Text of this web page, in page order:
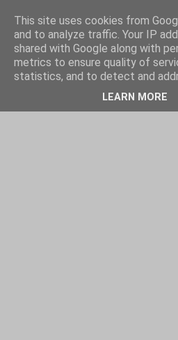
This site uses cookies from
and to analyze traffic. Your IP
shared with Google along with
metrics to ensure quality of
statistics, and to detect and
LEARN MORE